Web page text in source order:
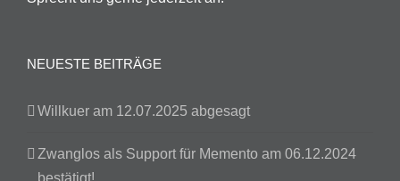
NEUESTE BEITRÄGE
Willkuer am 12.07.2025 abgesagt
Zwanglos als Support für Memento am 06.12.2024
bestätigt!